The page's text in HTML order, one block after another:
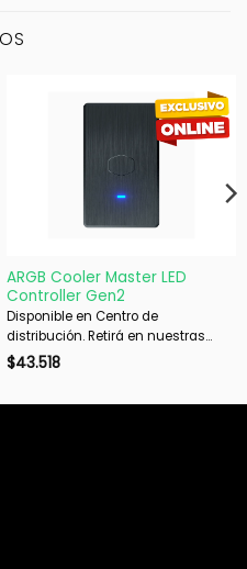
ARGB Cooler Master LED
Controller Gen2
Disponible en Centro de
distribución. Retirá en nuestras
sucursales en 48 hs hábiles. Si es
$43.518